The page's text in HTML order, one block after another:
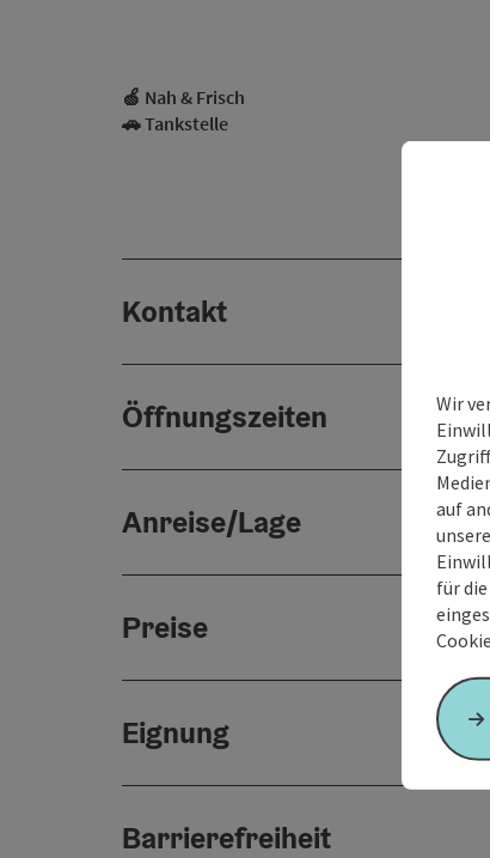
🍏 Nah & Frisch
🚗 Tankstelle
Kontakt
Öffnungszeiten
Anreise/Lage
Preise
Eignung
Barrierefreiheit
Wir
auf
für